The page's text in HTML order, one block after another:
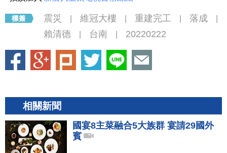
震災 維冠大樓 重建完工 落成
賴清德 台南 20220222
相關新聞
國宴8主菜融合5大族群 宴請29國外
賓